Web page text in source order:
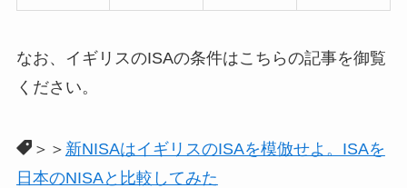
なお、イギリスのISAの条件はこちらの記事を御覧
ください。
＞＞ 新NISAはイギリスのISAを模倣せよ。ISAを
日本のNISAと比較してみた